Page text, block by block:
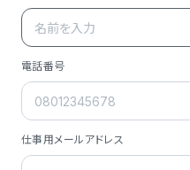
電話番号
仕事用メールアドレス